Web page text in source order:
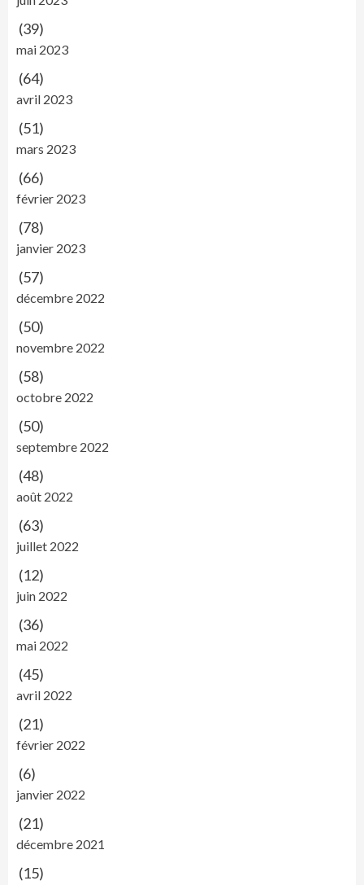
(39)
mai 2023
(64)
avril 2023
(51)
mars 2023
(66)
février 2023
(78)
janvier 2023
(57)
décembre 2022
(50)
novembre 2022
(58)
octobre 2022
(50)
septembre 2022
(48)
août 2022
(63)
juillet 2022
(12)
juin 2022
(36)
mai 2022
(45)
avril 2022
(21)
février 2022
(6)
janvier 2022
(21)
décembre 2021
(15)